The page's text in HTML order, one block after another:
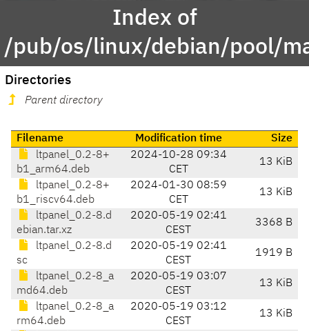
Index of
/pub/os/linux/debian/pool/
Directories
Parent directory
Filename Modification time
Size
ltpanel_0.2-8+
b1_arm64.deb
2024-10-28 09:34
CET
13 KiB
ltpanel_0.2-8+
b1_riscv64.deb
2024-01-30 08:59
CET
13 KiB
ltpanel_0.2-8.d
ebian.tar.xz
2020-05-19 02:41
CEST
3368 B
ltpanel_0.2-8.d
sc
2020-05-19 02:41
CEST
1919 B
ltpanel_0.2-8_a
md64.deb
2020-05-19 03:07
CEST
13 KiB
ltpanel_0.2-8_a
rm64.deb
2020-05-19 03:12
CEST
13 KiB